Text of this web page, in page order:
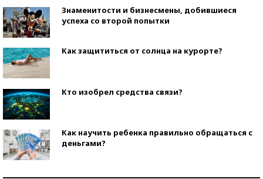
Знаменитости и бизнесмены, добившиеся
успеха со второй попытки
Как защититься от солнца на курорте?
Кто изобрел средства связи?
Как научить ребенка правильно обращаться с
деньгами?